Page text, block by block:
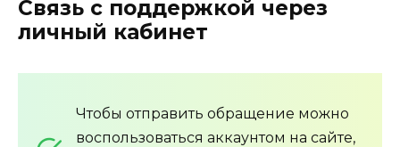
Связь с поддержкой через
личный кабинет
Чтобы отправить обращение можно
воспользоваться аккаунтом на сайте,